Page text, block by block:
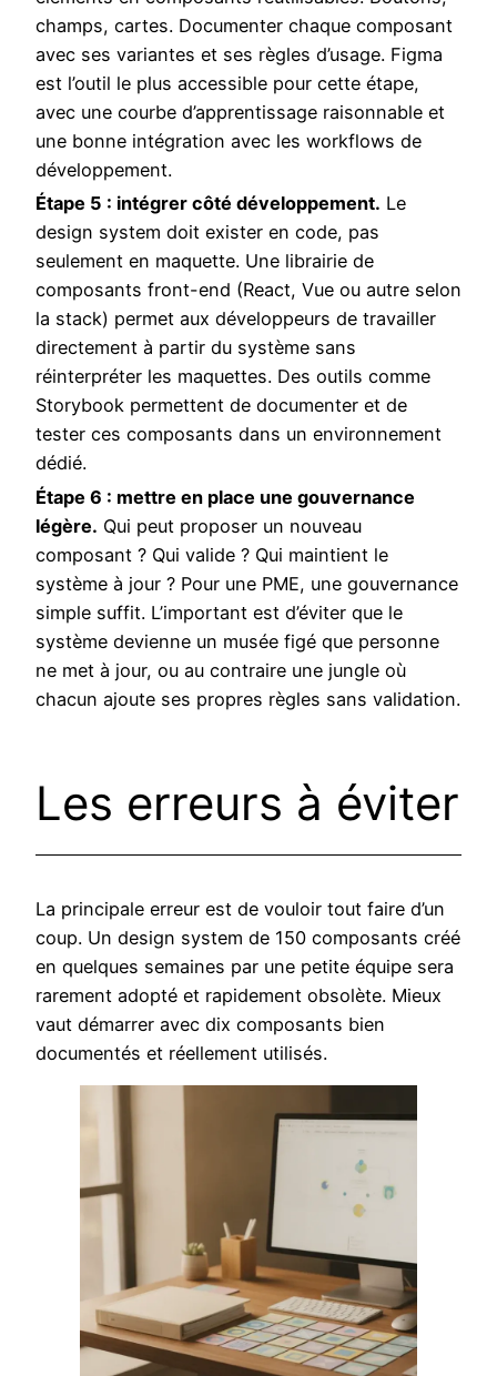
champs, cartes. Documenter chaque composant
avec ses variantes et ses règles d’usage. Figma
est l’outil le plus accessible pour cette étape,
avec une courbe d’apprentissage raisonnable et
une bonne intégration avec les workflows de
développement.
Étape 5 : intégrer côté développement. Le
design system doit exister en code, pas
seulement en maquette. Une librairie de
composants front-end (React, Vue ou autre selon
la stack) permet aux développeurs de travailler
directement à partir du système sans
réinterpréter les maquettes. Des outils comme
Storybook permettent de documenter et de
tester ces composants dans un environnement
dédié.
Étape 6 : mettre en place une gouvernance
légère. Qui peut proposer un nouveau
composant ? Qui valide ? Qui maintient le
système à jour ? Pour une PME, une gouvernance
simple suffit. L’important est d’éviter que le
système devienne un musée figé que personne
ne met à jour, ou au contraire une jungle où
chacun ajoute ses propres règles sans validation.
Les erreurs à éviter
La principale erreur est de vouloir tout faire d’un
coup. Un design system de 150 composants créé
en quelques semaines par une petite équipe sera
rarement adopté et rapidement obsolète. Mieux
vaut démarrer avec dix composants bien
documentés et réellement utilisés.